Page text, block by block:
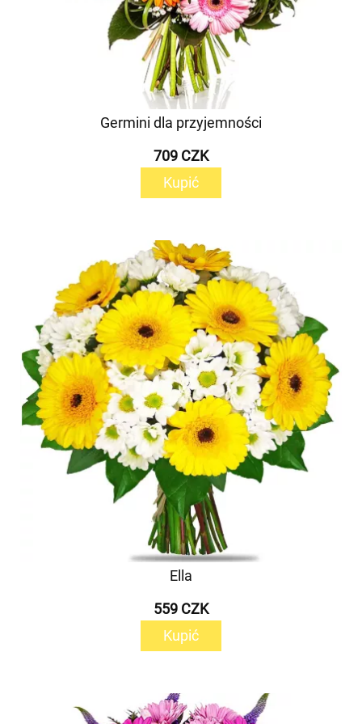
Germini dla przyjemności
709 CZK
Kupić
Ella
559 CZK
Kupić